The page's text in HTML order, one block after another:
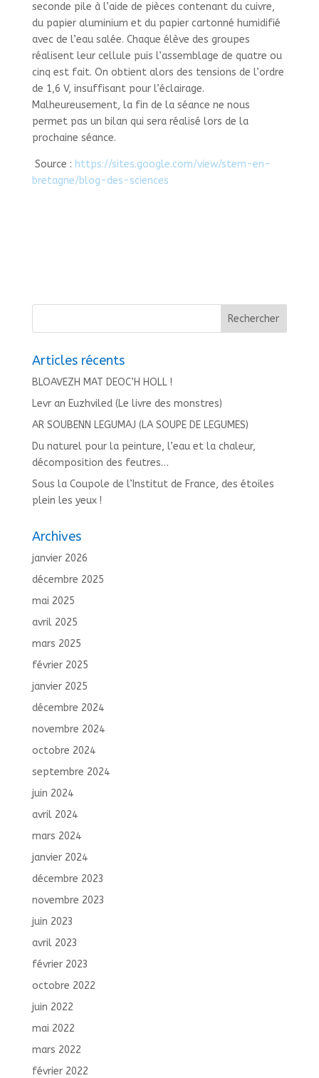
seconde pile à l’aide de pièces contenant du cuivre,
du papier aluminium et du papier cartonné humidifié
avec de l’eau salée. Chaque élève des groupes
réalisent leur cellule puis l’assemblage de quatre ou
cinq est fait. On obtient alors des tensions de l’ordre
de 1,6 V, insuffisant pour l’éclairage.
Malheureusement, la fin de la séance ne nous
permet pas un bilan qui sera réalisé lors de la
prochaine séance.
Source : https://sites.google.com/view/stem-en-
bretagne/blog-des-sciences
Articles récents
BLOAVEZH MAT DEOC’H HOLL !
Levr an Euzhviled (Le livre des monstres)
AR SOUBENN LEGUMAJ (LA SOUPE DE LEGUMES)
Du naturel pour la peinture, l’eau et la chaleur,
décomposition des feutres…
Sous la Coupole de l’Institut de France, des étoiles
plein les yeux !
Archives
janvier 2026
décembre 2025
mai 2025
avril 2025
mars 2025
février 2025
janvier 2025
décembre 2024
novembre 2024
octobre 2024
septembre 2024
juin 2024
avril 2024
mars 2024
janvier 2024
décembre 2023
novembre 2023
juin 2023
avril 2023
février 2023
octobre 2022
juin 2022
mai 2022
mars 2022
février 2022